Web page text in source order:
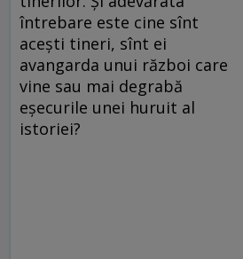
întrebare este cine sînt
aceşti tineri, sînt ei
avangarda unui război care
vine sau mai degrabă
eşecurile unei huruit al
istoriei?